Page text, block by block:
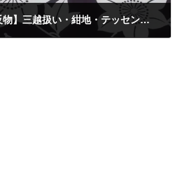
Sold out【竺仙・浴衣反物】三越扱い・紺地・テッセン・注染